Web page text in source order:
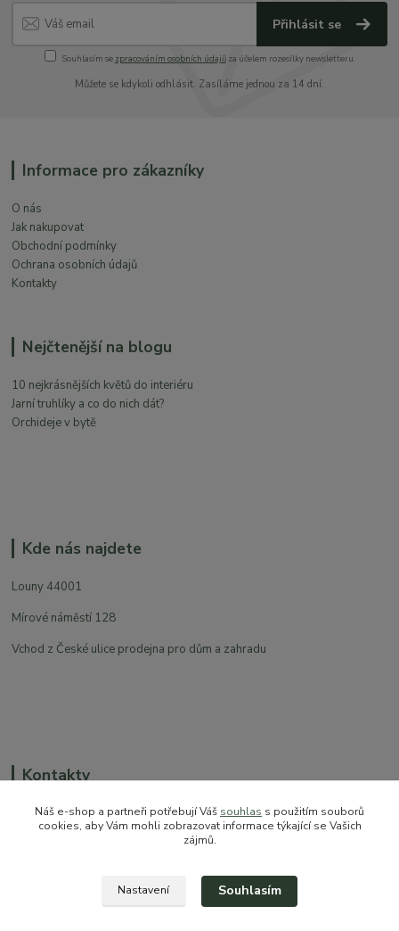
Přihlásit se
Souhlasím se zpracováním osobních údajůza účelem rozesílky newsletteru.
Můžete se kdykoli odhlásit. Zasíláme jednou za 14 dní.
Informace pro zákazníky
O nás
Jak nakupovat
Obchodní podmínky
Ochrana osobních údajů
Kontakty
Nejčtenější na blogu
10 nejkrásnějších květů do interiéru
Jarní truhlíky a co do nich dát?
Orchideje v bytě
Kde nás najdete
Louny 44001
Mírové náměstí 128
Vchod z České ulice prodejna pro dům a zahradu
Kontakty
sales@prokytky.cz
Náš e-shop a partneři potřebují Váš souhlas s použitím souborů
cookies, aby Vám mohli zobrazovat informace týkající se Vašich
zájmů.
Nastavení Souhlasím